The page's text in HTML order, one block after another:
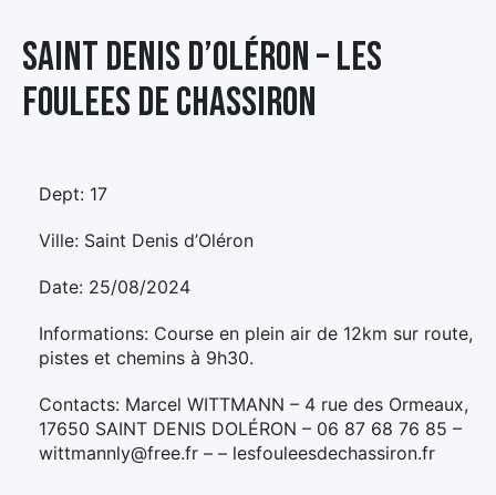
Saint Denis d’Oléron – LES
FOULEES DE CHASSIRON
Dept: 17
Ville: Saint Denis d’Oléron
Date: 25/08/2024
Informations: Course en plein air de 12km sur route,
pistes et chemins à 9h30.
Contacts: Marcel WITTMANN – 4 rue des Ormeaux,
17650 SAINT DENIS DOLÉRON – 06 87 68 76 85 –
wittmannly@free.fr – – lesfouleesdechassiron.fr
de
menu
Élément
de
menu
Élément
de
menu